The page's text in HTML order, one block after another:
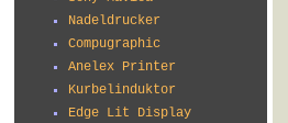
Nadeldrucker
Compugraphic
Anelex Printer
Kurbelinduktor
Edge Lit Display